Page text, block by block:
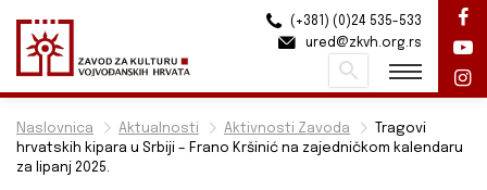
Naslovnica Aktualnosti Aktivnosti Zavoda
Tragovi
hrvatskih kipara u Srbiji – Frano Kršinić na zajedničkom kalendaru
za lipanj 2025.
(+381) (0)24 535-533
ured@zkvh.org.rs
Pretraži